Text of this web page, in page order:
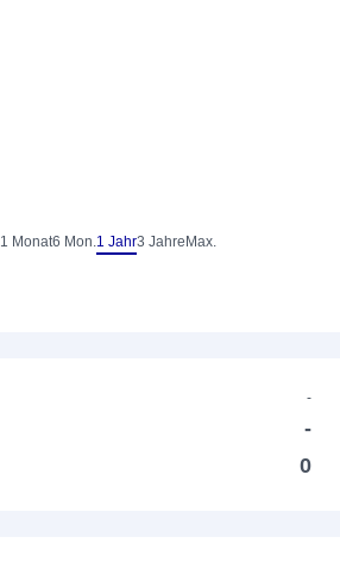
1 Monat6 Mon.1 Jahr3 Jahre Max.
-
-
0